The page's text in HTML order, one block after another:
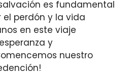
es fundamental
perdón y la vida
en este viaje
y
nuestro